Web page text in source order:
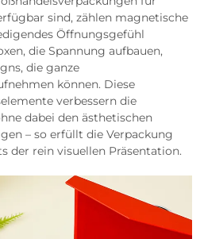
sind, zählen magnetische
Öffnungsgefühl
die Spannung aufbauen,
die ganze
können. Diese
verbessern die
dabei den ästhetischen
– so erfüllt die Verpackung
der rein visuellen Präsentation.